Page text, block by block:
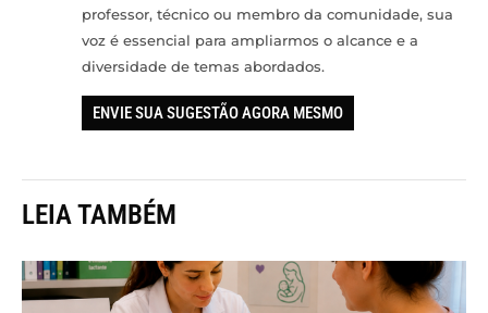
professor, técnico ou membro da comunidade, sua
voz é essencial para ampliarmos o alcance e a
diversidade de temas abordados.
ENVIE SUA SUGESTÃO AGORA MESMO
LEIA TAMBÉM